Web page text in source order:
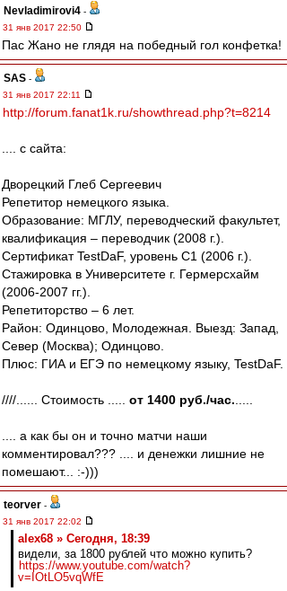
Nevladimirovi4 -
31 янв 2017 22:50
Пас Жано не глядя на победный гол конфетка!
SAS -
31 янв 2017 22:11
http://forum.fanat1k.ru/showthread.php?t=8214
.... с сайта:
Дворецкий Глеб Сергеевич
Репетитор немецкого языка.
Образование: МГЛУ, переводческий факультет,
квалификация – переводчик (2008 г.).
Сертификат TestDaF, уровень C1 (2006 г.).
Стажировка в Университете г. Гермерсхайм
(2006-2007 гг.).
Репетиторство – 6 лет.
Район: Одинцово, Молодежная. Выезд: Запад,
Север (Москва); Одинцово.
Плюс: ГИА и ЕГЭ по немецкому языку, TestDaF.
////...... Стоимость ..... от 1400 руб./час.
.... а как бы он и точно матчи наши
комментировал??? .... и денежки лишние не
помешают... :-)))
teorver -
31 янв 2017 22:02
alex68 » Сегодня, 18:39
видели, за 1800 рублей что можно купить?
https://www.youtube.com/watch?
v=IOtLO5vqWfE